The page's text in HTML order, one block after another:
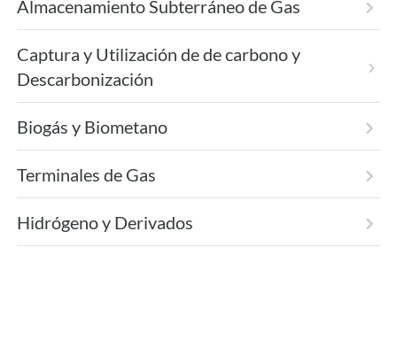
Almacenamiento Subterráneo de Gas
Captura y Utilización de de carbono y
Descarbonización
Biogás y Biometano
Terminales de Gas
Hidrógeno y Derivados